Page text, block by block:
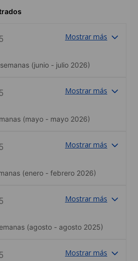
Mostrar más
(junio - julio 2026)
Mostrar más
(mayo - mayo 2026)
Mostrar más
(enero - febrero 2026)
Mostrar más
(agosto - agosto 2025)
Mostrar más